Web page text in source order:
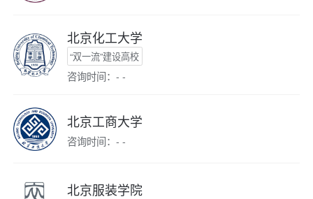
北京化工大学
“双一流”建设高校
咨询时间：- -
北京工商大学
咨询时间：- -
北京服装学院